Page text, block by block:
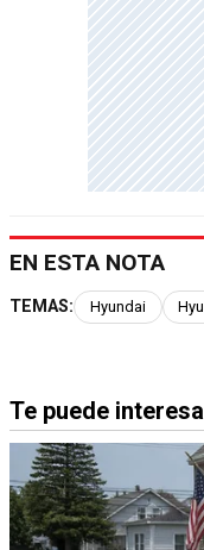
EN ESTA NOTA
TEMAS: Hyundai